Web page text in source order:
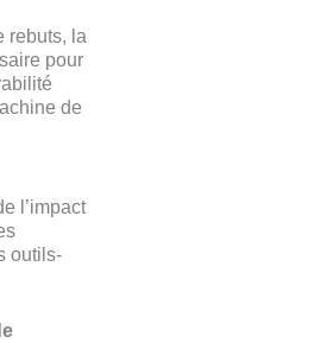
rebuts, la
pour
de
l’impact
outils-